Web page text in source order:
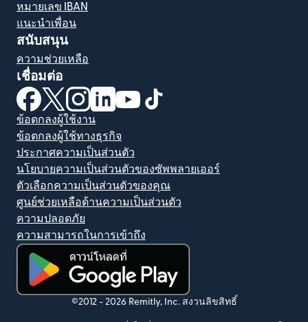
หมายเลข IBAN
แนะนำเพื่อน
สนับสนุน
ความช่วยเหลือ
เชื่อมต่อ
(เปิดในหน้าต่างใหม่)
(เปิดในหน้าต่างใหม่)
(เปิดในหน้าต่างใหม่)
(เปิดในหน้าต่างใหม่)
(เปิดในหน้าต่างใหม่)
ข้อตกลงผู้ใช้งาน
ข้อตกลงผู้ใช้ทางธุรกิจ
ประกาศความเป็นส่วนตัว
นโยบายความเป็นส่วนตัวของซัพพลายเออร์
ตัวเลือกความเป็นส่วนตัวของคุณ
ศูนย์ช่วยเหลือด้านความเป็นส่วนตัว
ความปลอดภัย
ความสามารถในการเข้าถึง
(เปิดในหน้าต่างใหม่)
©2012 - 2026 Remitly, Inc. สงวนลิขสิทธิ์